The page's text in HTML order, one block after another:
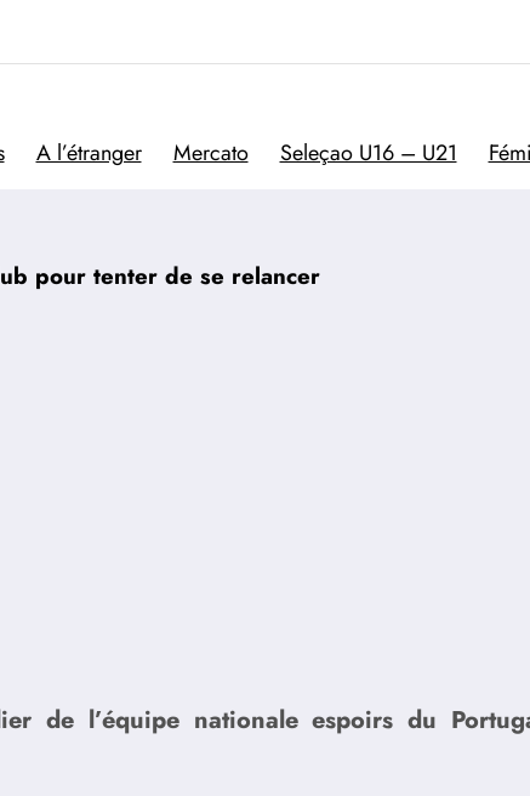
A l’étranger Mercato Seleçao U16 – U21
pour tenter de se relancer
de l’équipe nationale espoirs du